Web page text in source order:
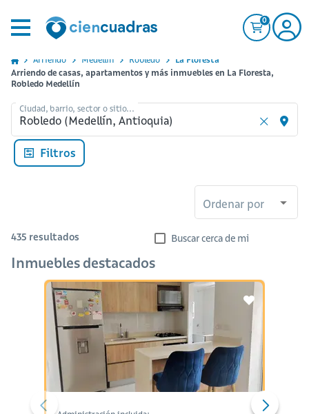
0
Arriendo Medellin Robledo
La Floresta
Arriendo de casas, apartamentos y más inmuebles en La Floresta,
Robledo Medellín
Ciudad, barrio, sector o sitio...
Filtros
Ordenar por
435 resultados Buscar cerca de mi
Inmuebles destacados